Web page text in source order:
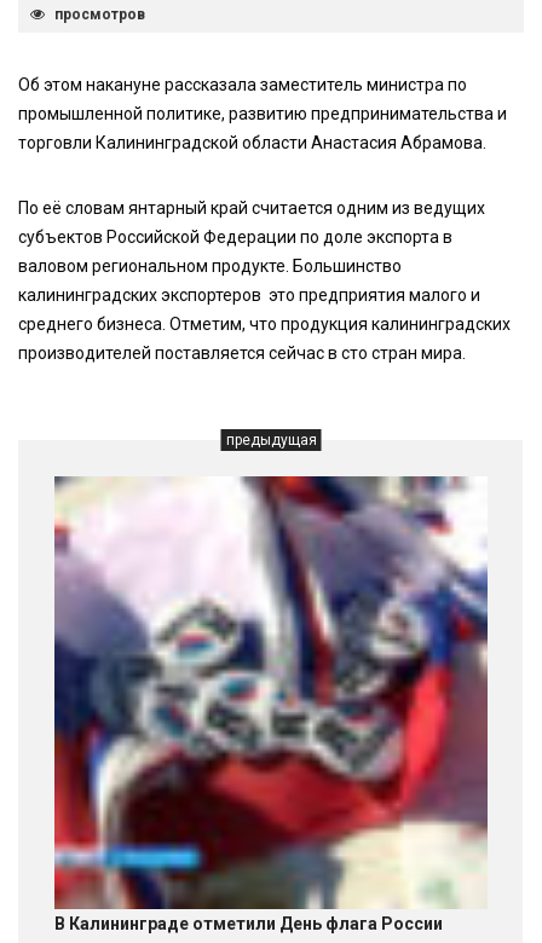
просмотров
Об этом накануне рассказала заместитель министра по
промышленной политике, развитию предпринимательства и
торговли Калининградской области Анастасия Абрамова.
По её словам янтарный край считается одним из ведущих
субъектов Российской Федерации по доле экспорта в
валовом региональном продукте. Большинство
калининградских экспортеров это предприятия малого и
среднего бизнеса. Отметим, что продукция калининградских
производителей поставляется сейчас в сто стран мира.
предыдущая
В Калининграде отметили День флага России